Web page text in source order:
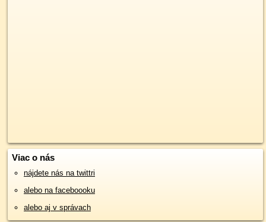
Viac o nás
nájdete nás na twittri
alebo na faceboooku
alebo aj v správach